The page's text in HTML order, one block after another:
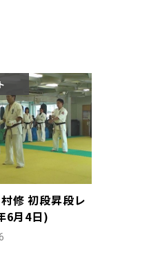
修 初段昇段レ
6月4日)